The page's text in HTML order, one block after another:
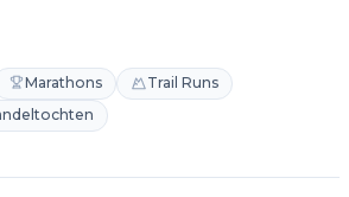
Marathons
Trail Runs